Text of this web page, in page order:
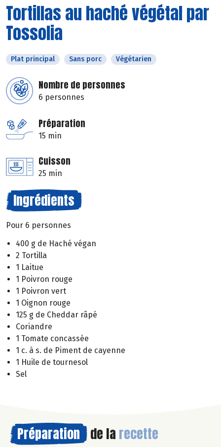
Tortillas au haché végétal par
Tossolia
Plat principal Sans porc Végétarien
Nombre de personnes
6 personnes
Préparation
15 min
Cuisson
25 min
Ingrédients
Pour 6 personnes
400 g de Haché végan
2 Tortilla
1 Laitue
1 Poivron rouge
1 Poivron vert
1 Oignon rouge
125 g de Cheddar râpé
Coriandre
1 Tomate concassée
1 c. à s. de Piment de cayenne
1 Huile de tournesol
Sel
Préparation de la recette